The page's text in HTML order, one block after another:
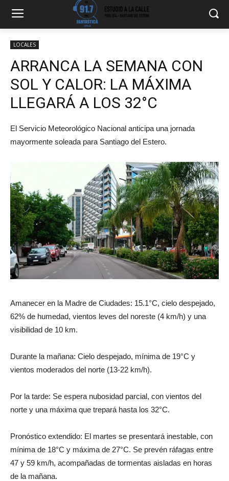
LOCALES
ARRANCA LA SEMANA CON
SOL Y CALOR: LA MÁXIMA
LLEGARÁ A LOS 32°C
El Servicio Meteorológico Nacional anticipa una jornada
mayormente soleada para Santiago del Estero.
Amanecer en la Madre de Ciudades: 15.1°C, cielo despejado,
62% de humedad, vientos leves del noreste (4 km/h) y una
visibilidad de 10 km.
Durante la mañana: Cielo despejado, mínima de 19°C y
vientos moderados del norte (13-22 km/h).
Por la tarde: Se espera nubosidad parcial, con vientos del
norte y una máxima que trepará hasta los 32°C.
Pronóstico extendido: El martes se presentará inestable, con
mínima de 18°C y máxima de 27°C. Se prevén ráfagas entre
47 y 59 km/h, acompañadas de tormentas aisladas en horas
de la mañana.